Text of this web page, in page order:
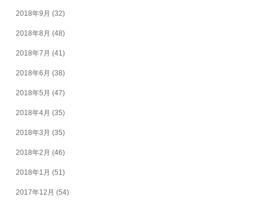
2018年9月 (32)
2018年8月 (48)
2018年7月 (41)
2018年6月 (38)
2018年5月 (47)
2018年4月 (35)
2018年3月 (35)
2018年2月 (46)
2018年1月 (51)
2017年12月 (54)